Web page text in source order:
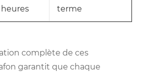
heures
terme
complète de ces
garantit que chaque